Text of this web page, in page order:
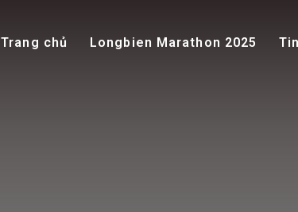
Trang chủ Longbien Marathon 2025